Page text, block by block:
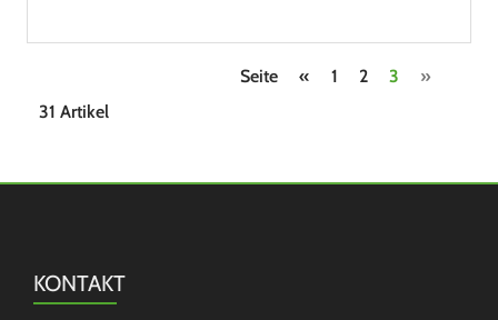
Seite « 1 2 3
»
31 Artikel
KONTAKT